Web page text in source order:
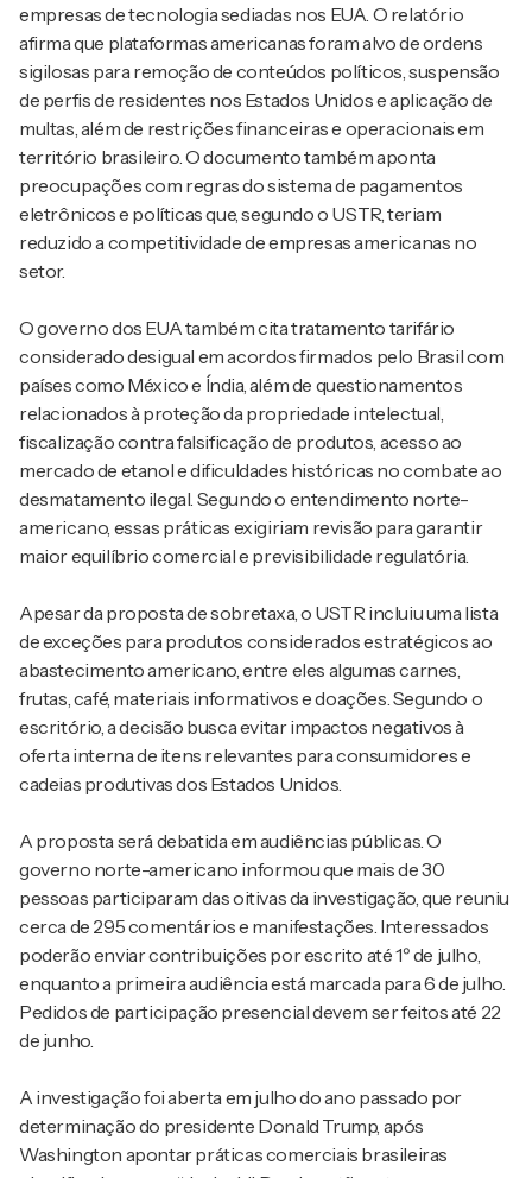
empresas de tecnologia sediadas nos EUA. O relatório
afirma que plataformas americanas foram alvo de ordens
sigilosas para remoção de conteúdos políticos, suspensão
de perfis de residentes nos Estados Unidos e aplicação de
multas, além de restrições financeiras e operacionais em
território brasileiro. O documento também aponta
preocupações com regras do sistema de pagamentos
eletrônicos e políticas que, segundo o USTR, teriam
reduzido a competitividade de empresas americanas no
setor.
O governo dos EUA também cita tratamento tarifário
considerado desigual em acordos firmados pelo Brasil com
países como México e Índia, além de questionamentos
relacionados à proteção da propriedade intelectual,
fiscalização contra falsificação de produtos, acesso ao
mercado de etanol e dificuldades históricas no combate ao
desmatamento ilegal. Segundo o entendimento norte-
americano, essas práticas exigiriam revisão para garantir
maior equilíbrio comercial e previsibilidade regulatória.
Apesar da proposta de sobretaxa, o USTR incluiu uma lista
de exceções para produtos considerados estratégicos ao
abastecimento americano, entre eles algumas carnes,
frutas, café, materiais informativos e doações. Segundo o
escritório, a decisão busca evitar impactos negativos à
oferta interna de itens relevantes para consumidores e
cadeias produtivas dos Estados Unidos.
A proposta será debatida em audiências públicas. O
governo norte-americano informou que mais de 30
pessoas participaram das oitivas da investigação, que reuniu
cerca de 295 comentários e manifestações. Interessados
poderão enviar contribuições por escrito até 1º de julho,
enquanto a primeira audiência está marcada para 6 de julho.
Pedidos de participação presencial devem ser feitos até 22
de junho.
A investigação foi aberta em julho do ano passado por
determinação do presidente Donald Trump, após
Washington apontar práticas comerciais brasileiras